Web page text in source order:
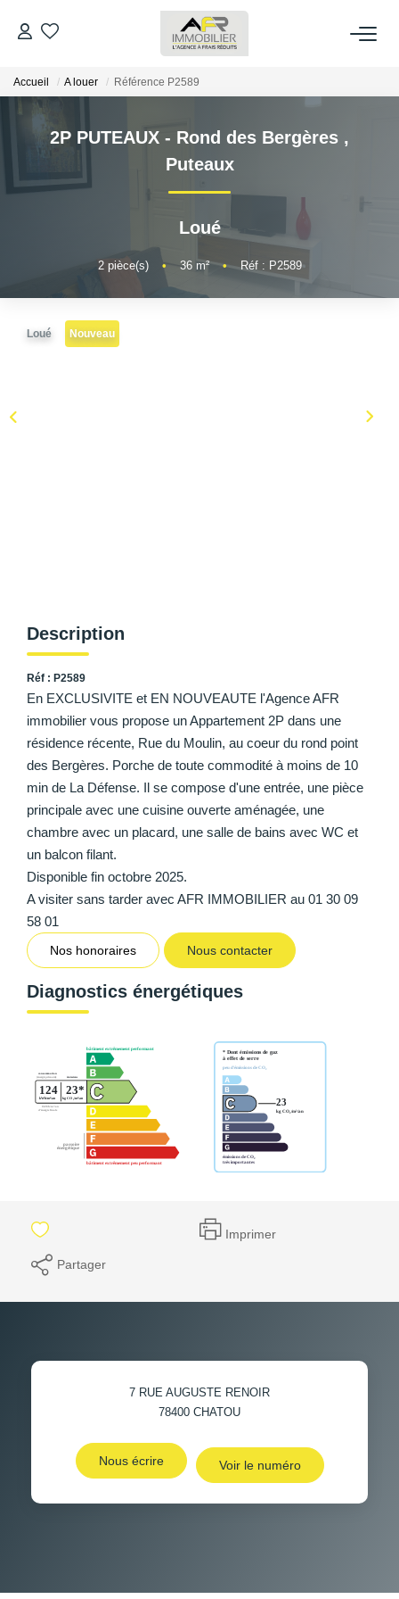
ACHETER
LOUER
ESTIMER
FAIRE GÉRER
NOS AGENCES
Accueil A louer Référence P2589
2P PUTEAUX - Rond des Bergères ,
Puteaux
Loué
2pièce(s) • 36m² • Réf : P2589
Loué Nouveau
Description
Réf : P2589
En EXCLUSIVITE et EN NOUVEAUTE l'Agence AFR
immobilier vous propose un Appartement 2P dans une
résidence récente, Rue du Moulin, au coeur du rond point
des Bergères. Porche de toute commodité à moins de 10
min de La Défense. Il se compose d'une entrée, une pièce
principale avec une cuisine ouverte aménagée, une
chambre avec un placard, une salle de bains avec WC et
un balcon filant.
Disponible fin octobre 2025.
A visiter sans tarder avec AFR IMMOBILIER au 01 30 09
58 01
Nos honoraires Nous contacter
Diagnostics énergétiques
Imprimer
Partager
7 RUE AUGUSTE RENOIR
78400 CHATOU
Nous écrire Voir le numéro